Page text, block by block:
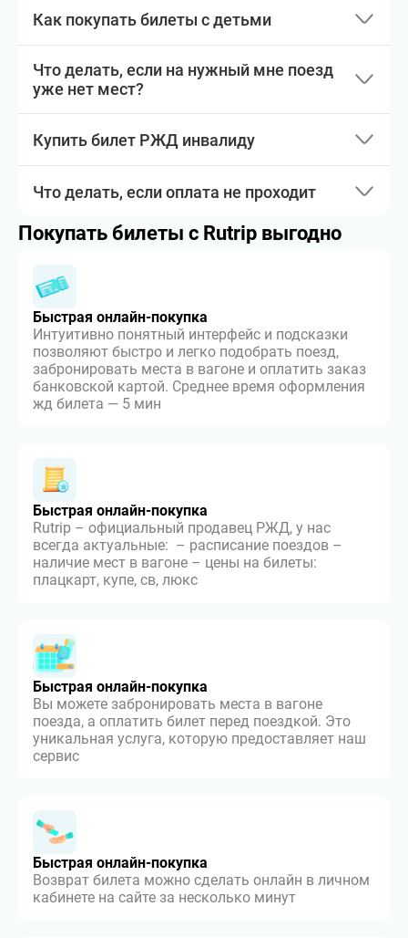
Как покупать билеты с детьми
Что делать, если на нужный мне поезд
уже нет мест?
Купить билет РЖД инвалиду
Что делать, если оплата не проходит
Покупать билеты с Rutrip выгодно
Быстрая онлайн-покупка
Интуитивно понятный интерфейс и подсказки
позволяют быстро и легко подобрать поезд,
забронировать места в вагоне и оплатить заказ
банковской картой. Среднее время оформления
жд билета — 5 мин
Быстрая онлайн-покупка
Rutrip – официальный продавец РЖД, у нас
всегда актуальные: – расписание поездов –
наличие мест в вагоне – цены на билеты:
плацкарт, купе, св, люкс
Быстрая онлайн-покупка
Вы можете забронировать места в вагоне
поезда, а оплатить билет перед поездкой. Это
уникальная услуга, которую предоставляет наш
сервис
Быстрая онлайн-покупка
Возврат билета можно сделать онлайн в личном
кабинете на сайте за несколько минут